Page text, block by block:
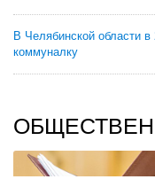
В Челябинской области
коммуналку